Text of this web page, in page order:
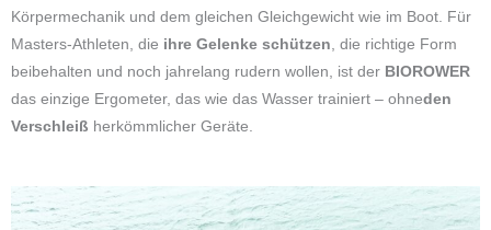
Körpermechanik und dem gleichen Gleichgewicht wie im Boot. Für
Masters-Athleten, die ihre Gelenke schützen, die richtige Form
beibehalten und noch jahrelang rudern wollen, ist der BIOROWER
das einzige Ergometer, das wie das Wasser trainiert – ohneden
Verschleiß herkömmlicher Geräte.